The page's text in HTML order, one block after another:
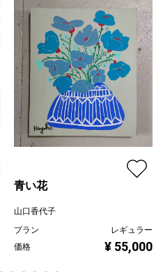
青い花
山口香代子
プラン
レギュラー
価格
¥ 55,000